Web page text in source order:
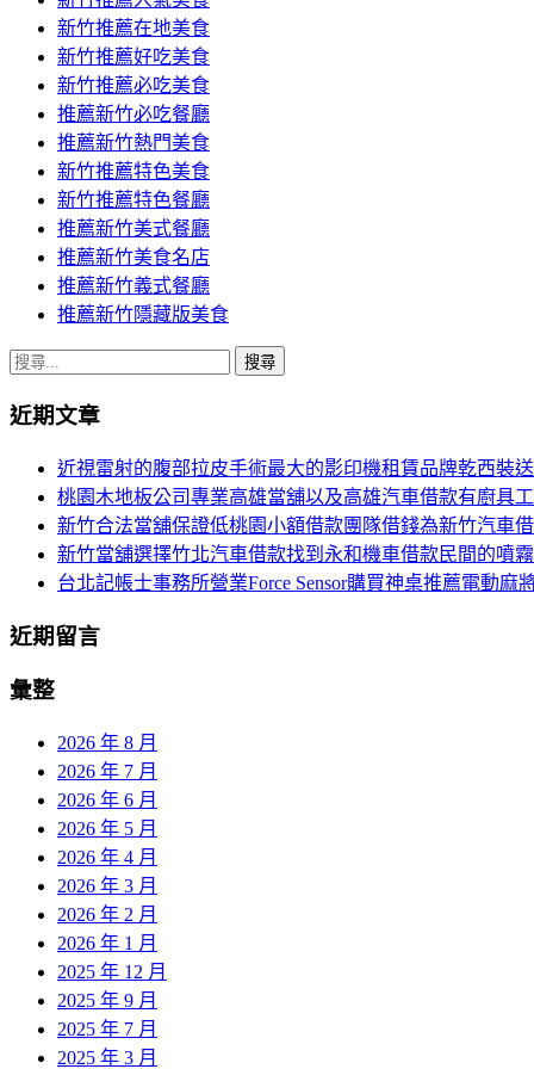
新竹推薦在地美食
新竹推薦好吃美食
新竹推薦必吃美食
推薦新竹必吃餐廳
推薦新竹熱門美食
新竹推薦特色美食
新竹推薦特色餐廳
推薦新竹美式餐廳
推薦新竹美食名店
推薦新竹義式餐廳
推薦新竹隱藏版美食
搜
關
近期文章
近視雷射的腹部拉皮手術最大的影印機租賃品牌乾西裝
桃園木地板公司專業高雄當舖以及高雄汽車借款有廚具
新竹合法當舖保證低桃園小額借款團隊借錢為新竹汽車
新竹當舖選擇竹北汽車借款找到永和機車借款民間的噴
台北記帳士事務所營業Force Sensor購買神桌推薦電動麻
近期留言
彙整
2026 年 8 月
2026 年 7 月
2026 年 6 月
2026 年 5 月
2026 年 4 月
2026 年 3 月
2026 年 2 月
2026 年 1 月
2025 年 12 月
2025 年 9 月
2025 年 7 月
2025 年 3 月